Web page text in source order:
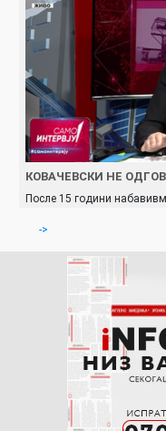
КОВАЧЕВСКИ НЕ
После 15 години
->